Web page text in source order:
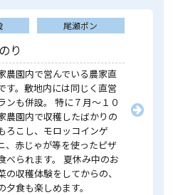
尾瀬ポン
り
農園内で営んでいる農家直
す。敷地内には同じく直営
ンも併設。 特に７月～１０
農園内で収穫したばかりの
ろこし、モロッコインゲ
、赤じゃが等を使ったピザ
べられます。 夏休み中のお
の収穫体験をしてからの、
夕食も楽しめます。